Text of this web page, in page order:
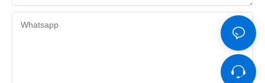
Whatsapp